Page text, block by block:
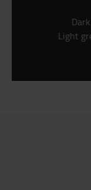
Light